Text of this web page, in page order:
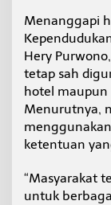
Menanggapi
Hery
tetap sah
hotel maupun
Menurutnya,
ketentuan
“Masyarakat
untuk